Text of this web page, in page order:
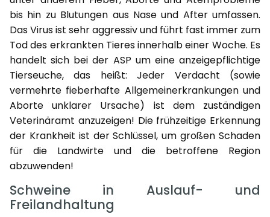
bis hin zu Blutungen aus Nase und After umfassen.
Das Virus ist sehr aggressiv und führt fast immer zum
Tod des erkrankten Tieres innerhalb einer Woche. Es
handelt sich bei der ASP um eine anzeigepflichtige
Tierseuche, das heißt: Jeder Verdacht (sowie
vermehrte fieberhafte Allgemeinerkrankungen und
Aborte unklarer Ursache) ist dem zuständigen
Veterinäramt anzuzeigen! Die frühzeitige Erkennung
der Krankheit ist der Schlüssel, um großen Schaden
für die Landwirte und die betroffene Region
abzuwenden!
Schweine in Auslauf- und
Freilandhaltung